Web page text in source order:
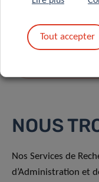
NOUS
Nos Services de
d’Administration et
Tout accepter